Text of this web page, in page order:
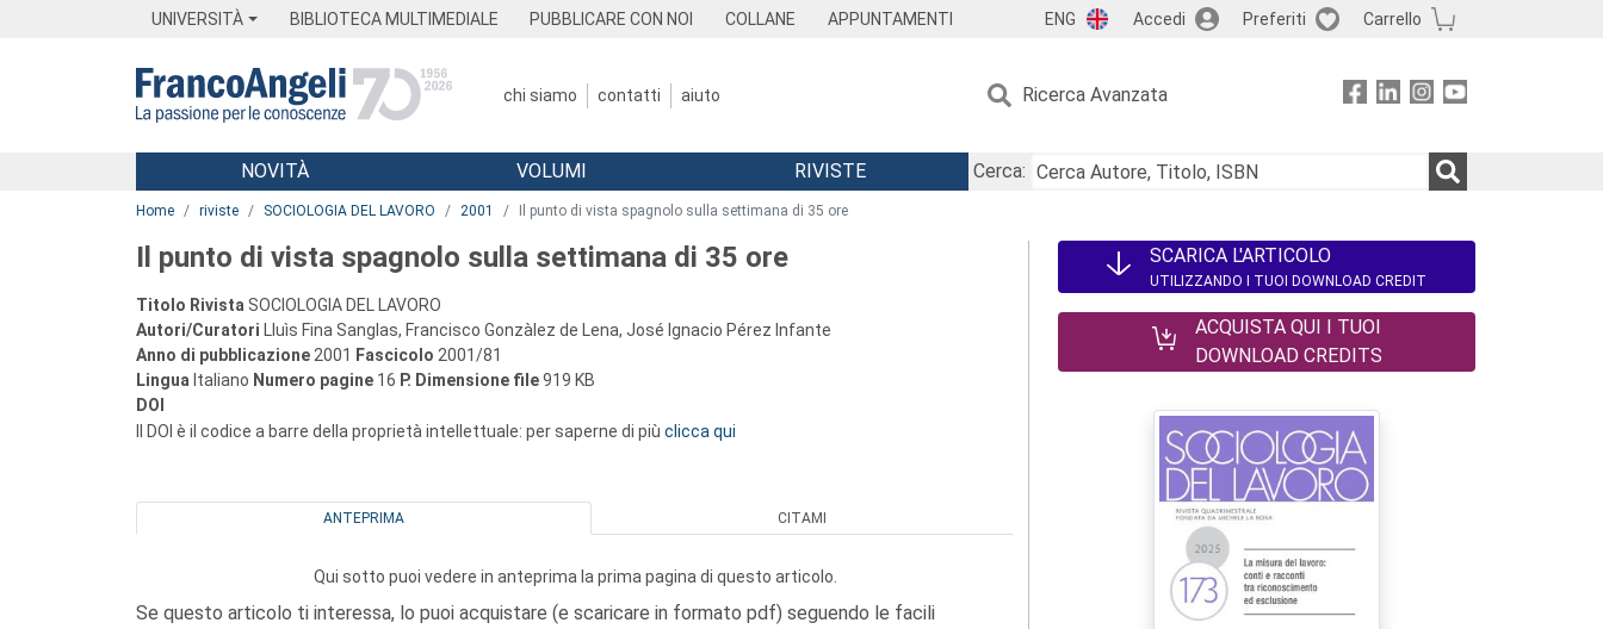
UNIVERSITÀ BIBLIOTECA MULTIMEDIALE PUBBLICARE CON NOI COLLANE APPUNTAMENTI ENG Accedi Preferiti Carrello
chi siamo contatti aiuto Ricerca Avanzata
Menu
NOVITÀ VOLUMI RIVISTE
Cerca:
Home riviste SOCIOLOGIA DEL LAVORO 2001 Il punto di vista spagnolo sulla settimana di 35 ore
Il punto di vista spagnolo sulla settimana di 35 ore
Titolo Rivista SOCIOLOGIA DEL LAVORO
Autori/Curatori Lluìs Fina Sanglas, Francisco Gonzàlez de Lena, José Ignacio Pérez Infante
Anno di pubblicazione 2001 Fascicolo 2001/81
Lingua Italiano Numero pagine 16 P. Dimensione file919 KB
DOI
Il DOI è il codice a barre della proprietà intellettuale: per saperne di più clicca qui
ANTEPRIMA CITAMI
Qui sotto puoi vedere in anteprima la prima pagina di questo articolo.
Se questo articolo ti interessa, lo puoi acquistare (e scaricare in formato pdf) seguendo le facili
SCARICA L'ARTICOLO
UTILIZZANDO I TUOI DOWNLOAD CREDIT
ACQUISTA QUI I TUOI
DOWNLOAD CREDITS